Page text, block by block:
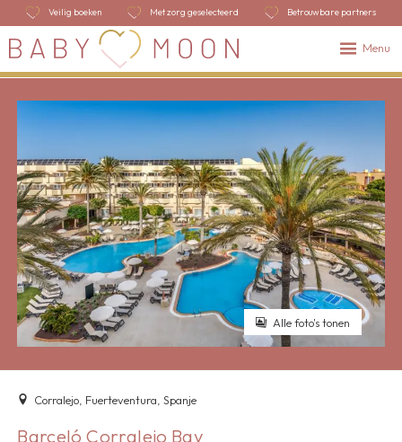
Veilig boeken Met zorg geselecteerd Betrouwbare partners
Menu
Alle foto's tonen
Corralejo, Fuerteventura, Spanje
Barceló Corralejo Bay